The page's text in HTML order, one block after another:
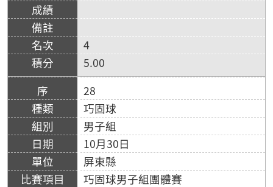
4
5.00
28
巧固球
男子組
10月30日
屏東縣
巧固球男子組團體賽